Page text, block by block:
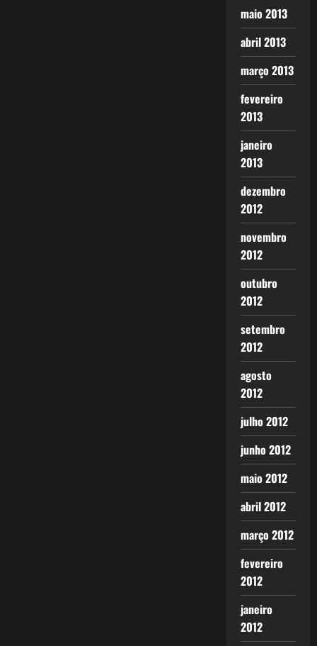
maio 2013
abril 2013
março 2013
fevereiro
2013
janeiro
2013
dezembro
2012
novembro
2012
outubro
2012
setembro
2012
agosto
2012
julho 2012
junho 2012
maio 2012
abril 2012
março 2012
fevereiro
2012
janeiro
2012